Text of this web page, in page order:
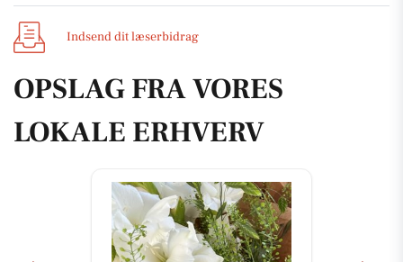
Indsend dit læserbidrag
OPSLAG FRA VORES
LOKALE ERHVERV